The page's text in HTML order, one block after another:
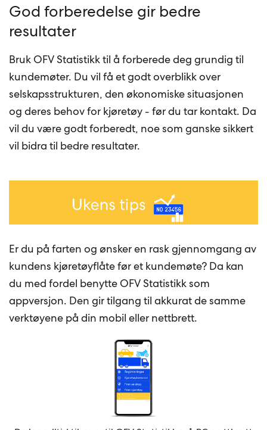
God forberedelse gir bedre
resultater
Bruk OFV Statistikk til å forberede deg grundig til
kundemøter. Du vil få et godt overblikk over
selskapsstrukturen, den økonomiske situasjonen
og deres behov for kjøretøy - før du tar kontakt. Da
vil du være godt forberedt, noe som ganske sikkert
vil bidra til bedre resultater.
Er du på farten og ønsker en rask gjennomgang av
kundens kjøretøyflåte før et kundemøte? Da kan
du med fordel benytte OFV Statistikk som
appversjon. Den gir tilgang til akkurat de samme
verktøyene på din mobil eller nettbrett.